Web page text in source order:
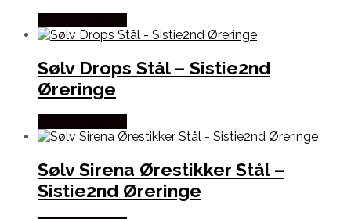
Sølv Drops Stål – Sistie2nd
Øreringe
Sølv Sirena Ørestikker Stål –
Sistie2nd Øreringe